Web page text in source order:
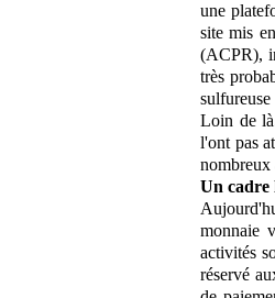
une
site mis
(ACPR),
très
Loin de
l'ont pas
nombreux
Un cadre
monnaie
activités
réservé